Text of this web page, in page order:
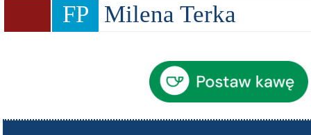
FP
Milena Terka